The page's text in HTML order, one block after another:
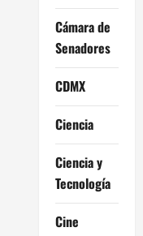
Cámara de
Senadores
CDMX
Ciencia
Ciencia y
Tecnología
Cine